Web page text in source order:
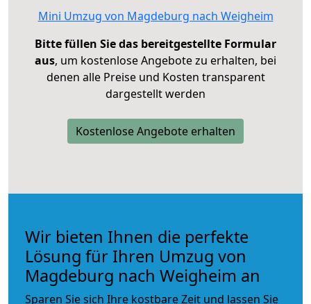
Mini Umzug von Magdeburg nach Weigheim
Bitte füllen Sie das bereitgestellte Formular
aus, um kostenlose Angebote zu erhalten, bei
denen alle Preise und Kosten transparent
dargestellt werden
Kostenlose Angebote erhalten
Wir bieten Ihnen die perfekte
Lösung für Ihren Umzug von
Magdeburg nach Weigheim an
Sparen Sie sich Ihre kostbare Zeit und lassen Sie